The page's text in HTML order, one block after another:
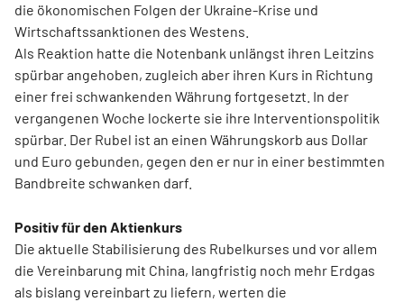
die ökonomischen Folgen der Ukraine-Krise und
Wirtschaftssanktionen des Westens.
Als Reaktion hatte die Notenbank unlängst ihren Leitzins
spürbar angehoben, zugleich aber ihren Kurs in Richtung
einer frei schwankenden Währung fortgesetzt. In der
vergangenen Woche lockerte sie ihre Interventionspolitik
spürbar. Der Rubel ist an einen Währungskorb aus Dollar
und Euro gebunden, gegen den er nur in einer bestimmten
Bandbreite schwanken darf.
Positiv für den Aktienkurs
Die aktuelle Stabilisierung des Rubelkurses und vor allem
die Vereinbarung mit China, langfristig noch mehr Erdgas
als bislang vereinbart zu liefern, werten die